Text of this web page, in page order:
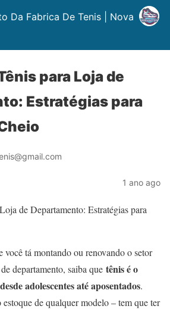
Da Fabrica De Tenis | Nova
para Loja de
Estratégias para
1 ano ago
de Departamento: Estratégias para
você tá montando ou renovando o setor
departamento, saiba que tênis é o
adolescentes até aposentados.
de qualquer modelo – tem que ter